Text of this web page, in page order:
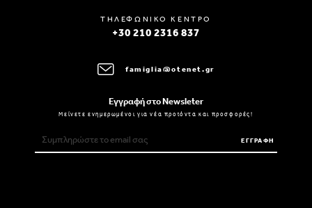
ΤΗΛΕΦΩΝΙΚΟ ΚΕΝΤΡΟ
+30 210 2316 837
famiglia@otenet.gr
Εγγραφή στο Newsleter
Μείνετε ενημερωμένοι για νέα προϊόντα και προσφορές!
ΕΓΓΡΑΦΗ